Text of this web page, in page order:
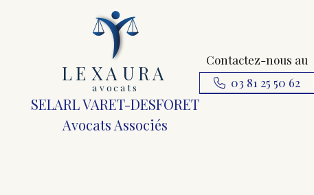
LE XA URA
a v ocats
SELARL VARET-DESFORET
Avocats Associés
Contactez-nous au
03 81 25 50 62